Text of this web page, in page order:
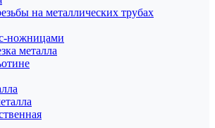
на металлических трубах
ножницами
металла